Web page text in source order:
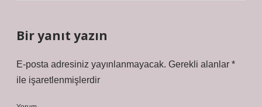
Bir yanıt yazın
E-posta adresiniz yayınlanmayacak. Gerekli alanlar *
ile işaretlenmişlerdir